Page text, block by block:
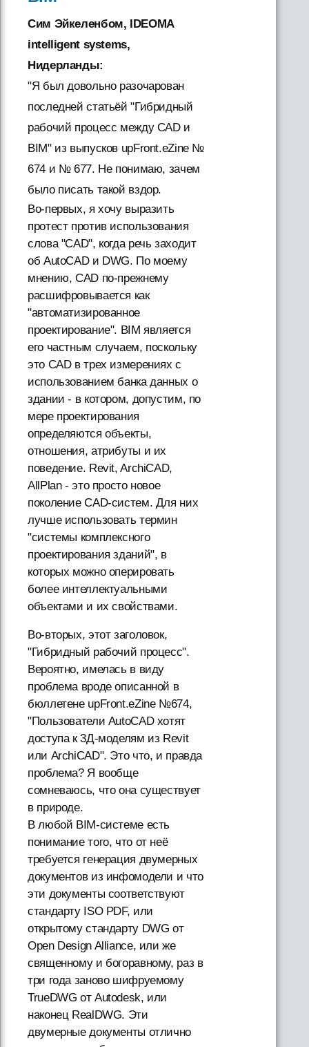
Сим Эйкеленбом, IDEOMA
intelligent systems,
Нидерланды:
"Я был довольно разочарован
последней статьёй "Гибридный
рабочий процесс между CAD и
BIM" из выпусков upFront.eZine №
674 и № 677. Не понимаю, зачем
было писать такой вздор.
Во-первых, я хочу выразить
протест против использования
слова "CAD", когда речь заходит
об AutoCAD и DWG. По моему
мнению, CAD по-прежнему
расшифровывается как
"автоматизированное
проектирование". BIM является
его частным случаем, поскольку
это CAD в трех измерениях с
использованием банка данных о
здании - в котором, допустим, по
мере проектирования
определяются объекты,
отношения, атрибуты и их
поведение. Revit, ArchiCAD,
AllPlan - это просто новое
поколение CAD-систем. Для них
лучше использовать термин
"системы комплексного
проектирования зданий", в
которых можно оперировать
более интеллектуальными
объектами и их свойствами.
Во-вторых, этот заголовок,
"Гибридный рабочий процесс".
Вероятно, имелась в виду
проблема вроде описанной в
бюллетене upFront.eZine №674,
"Пользователи AutoCAD хотят
доступа к 3Д-моделям из Revit
или ArchiCAD". Это что, и правда
проблема? Я вообще
сомневаюсь, что она существует
в природе.
В любой BIM-системе есть
понимание того, что от неё
требуется генерация двумерных
документов из инфомодели и что
эти документы соответствуют
стандарту ISO PDF, или
открытому стандарту DWG от
Open Design Alliance, или же
священному и богоравному, раз в
три года заново шифруемому
TrueDWG от Autodesk, или
наконец RealDWG. Эти
двумерные документы отлично